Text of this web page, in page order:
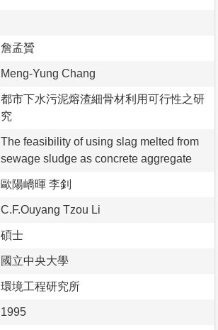
詹孟贇
Meng-Yung Chang
都市下水污泥熔渣細骨材利用可行性之研
究
The feasibility of using slag melted from
sewage sludge as concrete aggregate
歐陽嶠暉 李釗
C.F.Ouyang Tzou Li
碩士
國立中央大學
環境工程研究所
1995